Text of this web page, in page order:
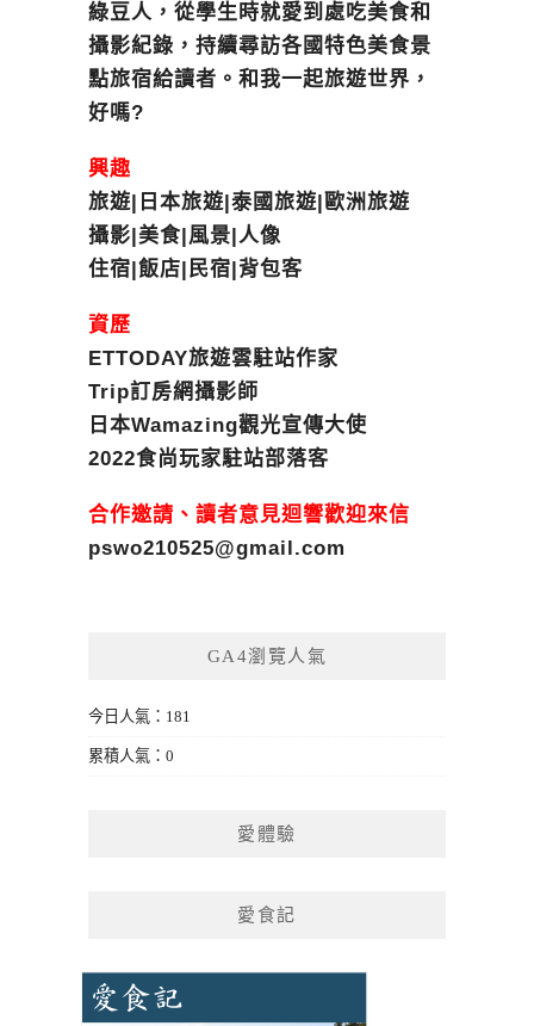
綠豆人，從學生時就愛到處吃美食和
攝影紀錄，持續尋訪各國特色美食景
點旅宿給讀者。和我一起旅遊世界，
好嗎?
興趣
旅遊|日本旅遊|泰國旅遊|歐洲旅遊
攝影|美食|風景|人像
住宿|飯店|民宿|背包客
資歷
ETTODAY旅遊雲駐站作家
Trip訂房網攝影師
日本Wamazing觀光宣傳大使
2022食尚玩家駐站部落客
合作邀請、讀者意見迴響歡迎來信
pswo210525@gmail.com
GA4瀏覽人氣
今日人氣：181
累積人氣：0
愛體驗
愛食記